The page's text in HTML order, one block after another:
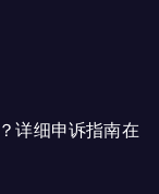
详细申诉指南在